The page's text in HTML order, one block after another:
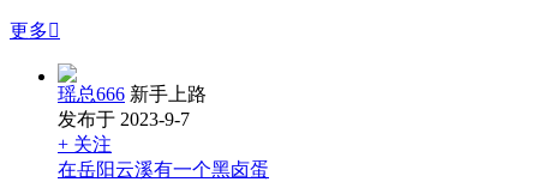
更多
瑶总666 新手上路
发布于 2023-9-7
+ 关注
在岳阳云溪有一个黑卤蛋